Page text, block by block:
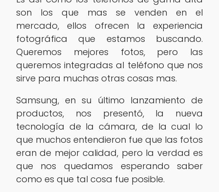
son los que mas se venden en el
mercado, ellos ofrecen la experiencia
fotográfica que estamos buscando.
Queremos mejores fotos, pero las
queremos integradas al teléfono que nos
sirve para muchas otras cosas mas.
Samsung, en su último lanzamiento de
productos, nos presentó, la nueva
tecnología de la cámara, de la cual lo
que muchos entendieron fue que las fotos
eran de mejor calidad, pero la verdad es
que nos quedamos esperando saber
como es que tal cosa fue posible.